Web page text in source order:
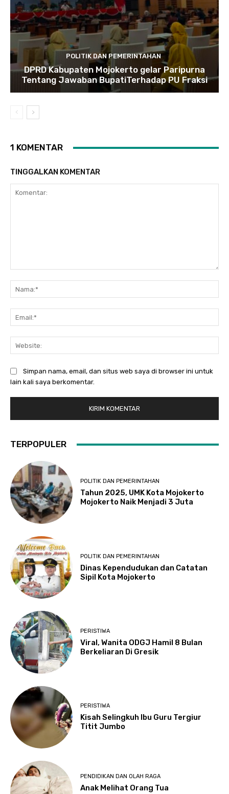
POLITIK DAN PEMERINTAHAN
DPRD Kabupaten Mojokerto gelar Paripurna
Tentang Jawaban BupatiTerhadap PU Fraksi
1 KOMENTAR
TINGGALKAN KOMENTAR
Simpan nama, email, dan situs web saya di browser ini untuk
lain kali saya berkomentar.
TERPOPULER
POLITIK DAN PEMERINTAHAN
Tahun 2025, UMK Kota Mojokerto
Mojokerto Naik Menjadi 3 Juta
POLITIK DAN PEMERINTAHAN
Dinas Kependudukan dan Catatan
Sipil Kota Mojokerto
PERISTIWA
Viral, Wanita ODGJ Hamil 8 Bulan
Berkeliaran Di Gresik
PERISTIWA
Kisah Selingkuh Ibu Guru Tergiur
Titit Jumbo
PENDIDIKAN DAN OLAH RAGA
Anak Melihat Orang Tua